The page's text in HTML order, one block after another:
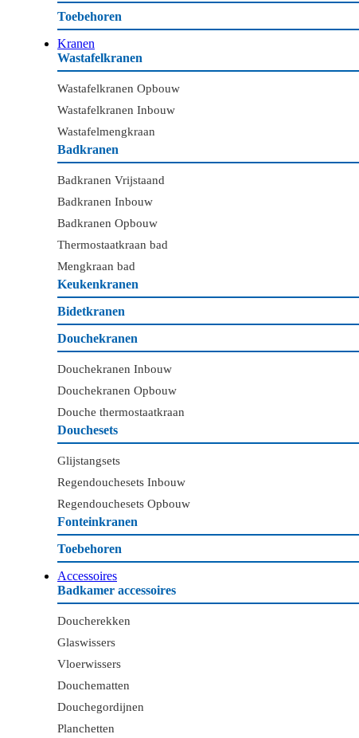
Toebehoren
Kranen
Wastafelkranen
Wastafelkranen Opbouw
Wastafelkranen Inbouw
Wastafelmengkraan
Badkranen
Badkranen Vrijstaand
Badkranen Inbouw
Badkranen Opbouw
Thermostaatkraan bad
Mengkraan bad
Keukenkranen
Bidetkranen
Douchekranen
Douchekranen Inbouw
Douchekranen Opbouw
Douche thermostaatkraan
Douchesets
Glijstangsets
Regendouchesets Inbouw
Regendouchesets Opbouw
Fonteinkranen
Toebehoren
Accessoires
Badkamer accessoires
Doucherekken
Glaswissers
Vloerwissers
Douchematten
Douchegordijnen
Planchetten